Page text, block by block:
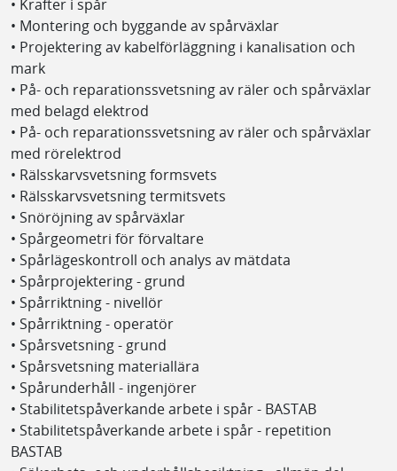
• Krafter i spår
• Montering och byggande av spårväxlar
• Projektering av kabelförläggning i kanalisation och
mark
• På- och reparationssvetsning av räler och spårväxlar
med belagd elektrod
• På- och reparationssvetsning av räler och spårväxlar
med rörelektrod
• Rälsskarvsvetsning formsvets
• Rälsskarvsvetsning termitsvets
• Snöröjning av spårväxlar
• Spårgeometri för förvaltare
• Spårlägeskontroll och analys av mätdata
• Spårprojektering - grund
• Spårriktning - nivellör
• Spårriktning - operatör
• Spårsvetsning - grund
• Spårsvetsning materiallära
• Spårunderhåll - ingenjörer
• Stabilitetspåverkande arbete i spår - BASTAB
• Stabilitetspåverkande arbete i spår - repetition
BASTAB